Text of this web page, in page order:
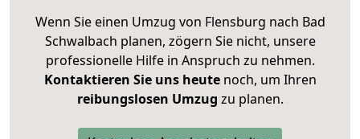
Wenn Sie einen Umzug von Flensburg nach Bad
Schwalbach planen, zögern Sie nicht, unsere
professionelle Hilfe in Anspruch zu nehmen.
Kontaktieren Sie uns heutenoch, um Ihren
reibungslosen Umzug zu planen.